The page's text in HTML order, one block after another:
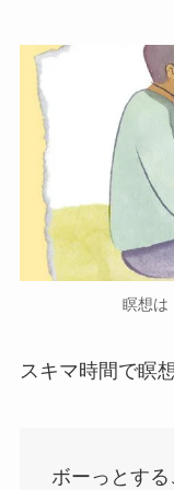
瞑想は
スキマ時間で瞑
ボーっとす